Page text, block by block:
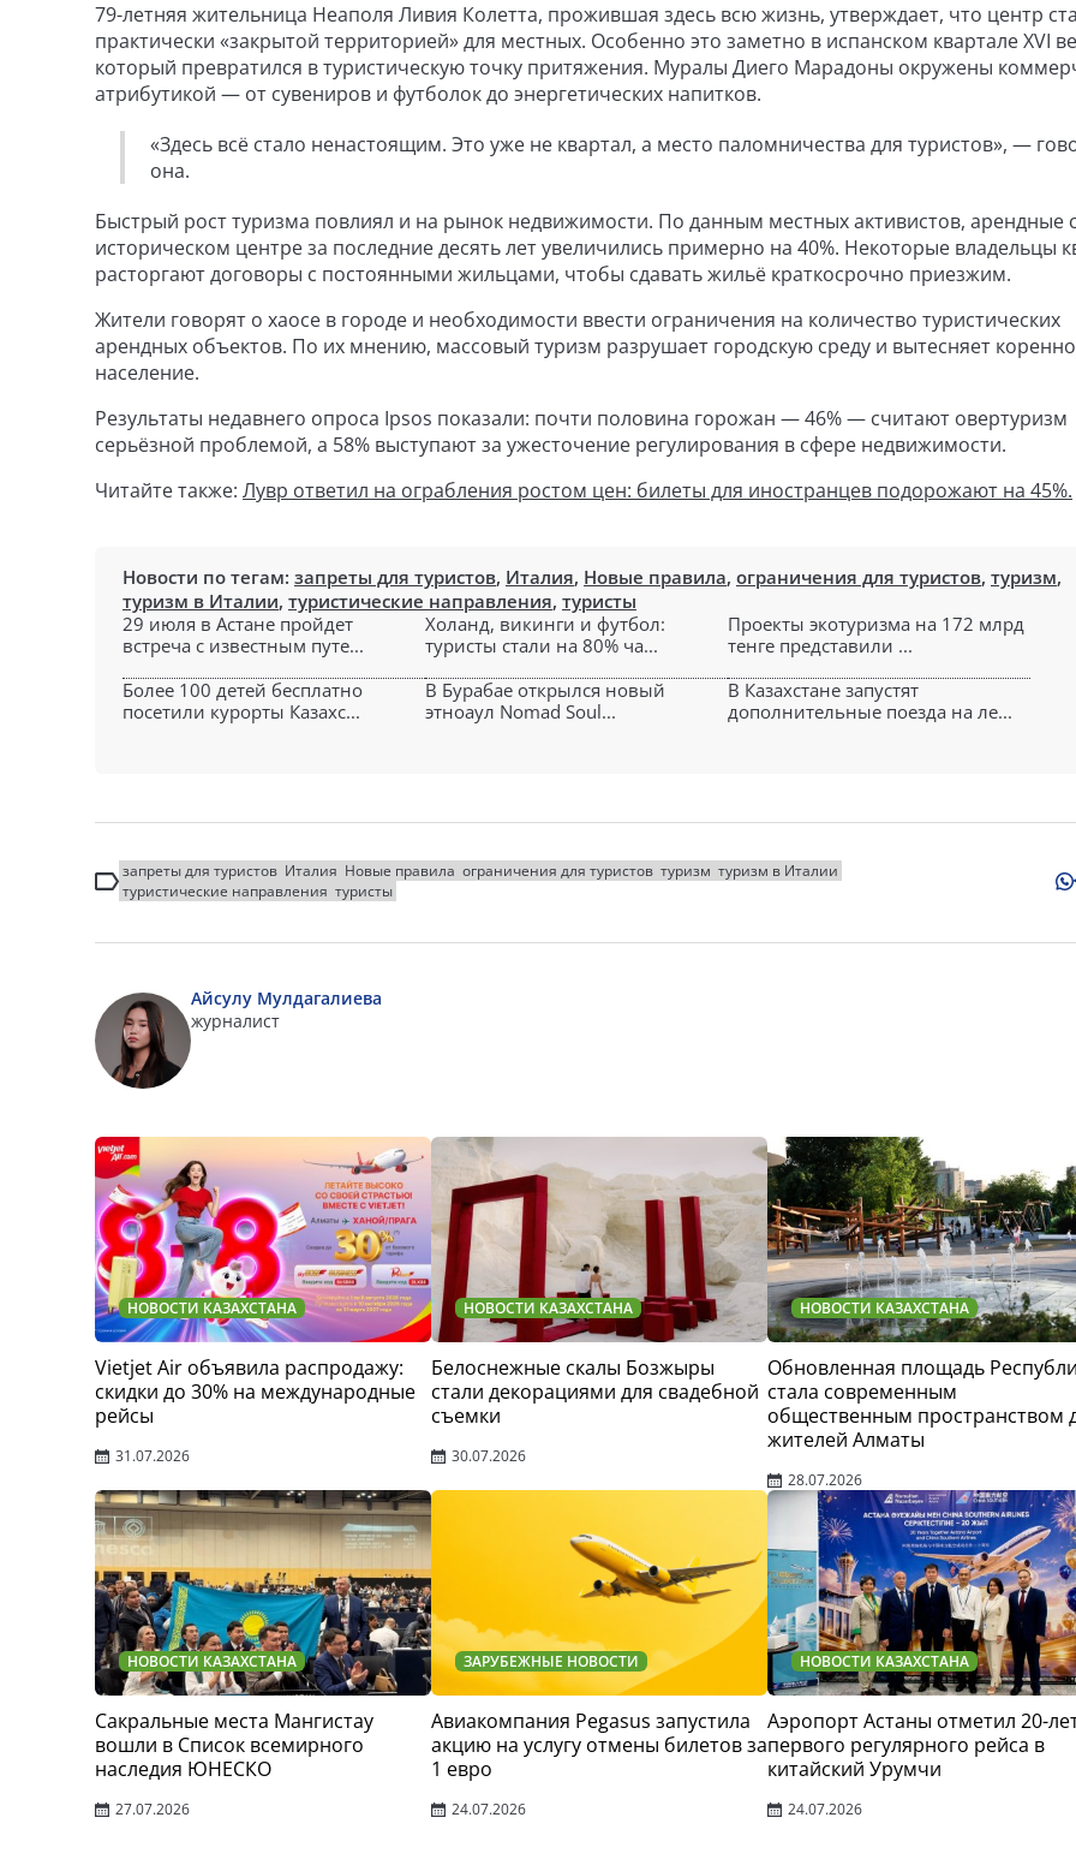
79-летняя жительница Неаполя Ливия Колетта, прожившая здесь всю жизнь, утверждает, что центр
практически «закрытой территорией» для местных. Особенно это заметно в испанском квартале XVI
который превратился в туристическую точку притяжения. Муралы Диего Марадоны окружены
атрибутикой — от сувениров и футболок до энергетических напитков.
«Здесь всё стало ненастоящим. Это уже не квартал, а место паломничества для туристов», —
она.
Быстрый рост туризма повлиял и на рынок недвижимости. По данным местных активистов, арендные
историческом центре за последние десять лет увеличились примерно на 40%. Некоторые владельцы
расторгают договоры с постоянными жильцами, чтобы сдавать жильё краткосрочно приезжим.
Жители говорят о хаосе в городе и необходимости ввести ограничения на количество туристических
арендных объектов. По их мнению, массовый туризм разрушает городскую среду и вытесняет
население.
Результаты недавнего опроса Ipsos показали: почти половина горожан — 46% — считают овертуризм
серьёзной проблемой, а 58% выступают за ужесточение регулирования в сфере недвижимости.
Читайте также: Лувр ответил на ограбления ростом цен: билеты для иностранцев подорожают на 45%.
Новости по тегам: запреты для туристов, Италия, Новые правила, ограничения для туристов, туризм,
туризм в Италии, туристические направления, туристы
29 июля в Астане пройдет
встреча с известным путе...
Холанд, викинги и футбол:
туристы стали на 80% ча...
Проекты экотуризма на 172 млрд
тенге представили ...
Более 100 детей бесплатно
посетили курорты Казахс...
В Бурабае открылся новый
этноаул Nomad Soul...
В Казахстане запустят
дополнительные поезда на ле...
запреты для туристов Италия Новые правила ограничения для туристов туризм туризм в Италии
туристические направления туристы
Айсулу Мулдагалиева
журналист
НОВОСТИ КАЗАХСТАНА
Vietjet Air объявила распродажу:
скидки до 30% на международные
рейсы
31.07.2026
НОВОСТИ КАЗАХСТАНА
Белоснежные скалы Бозжыры
стали декорациями для свадебной
съемки
30.07.2026
НОВОСТИ КАЗАХСТАНА
Обновленная площадь
стала современным
общественным пространством
жителей Алматы
28.07.2026
НОВОСТИ КАЗАХСТАНА
Сакральные места Мангистау
вошли в Список всемирного
наследия ЮНЕСКО
27.07.2026
ЗАРУБЕЖНЫЕ НОВОСТИ
Авиакомпания Pegasus запустила
акцию на услугу отмены билетов за
1 евро
24.07.2026
НОВОСТИ КАЗАХСТАНА
Аэропорт Астаны отметил 20-
первого регулярного рейса в
китайский Урумчи
24.07.2026